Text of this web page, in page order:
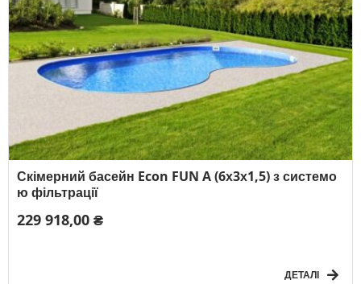
Скімерний басейн Econ FUN A (6х3х1,5) з системо
ю фільтрації
229 918,00 ₴
ДЕТАЛІ